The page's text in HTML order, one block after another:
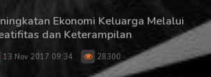
Ekonomi Keluarga Melalui
dan Keterampilan
13 Nov 2017 09:34 28300